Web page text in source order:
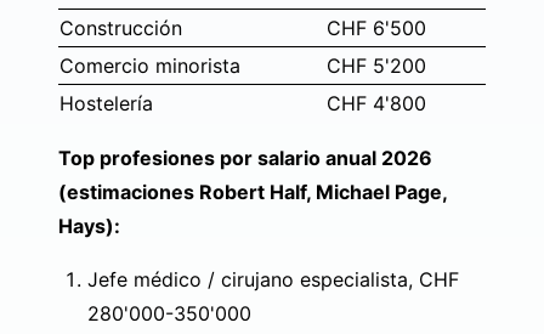
Construcción
CHF 6'500
Comercio minorista
CHF 5'200
Hostelería
CHF 4'800
Top profesiones por salario anual 2026
(estimaciones Robert Half, Michael Page,
Hays):
Jefe médico / cirujano especialista, CHF
280'000-350'000